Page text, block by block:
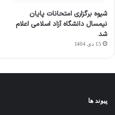
شیوه برگزاری امتحانات پایان
نیمسال دانشگاه آزاد اسلامی اعلام
شد
15 دی 1404
پیوند ها